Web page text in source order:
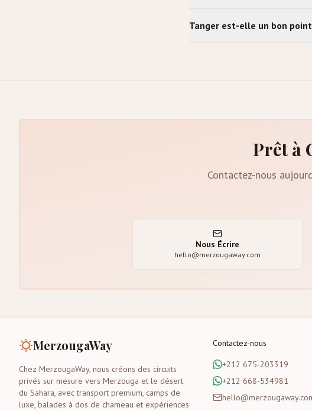
Tanger est-elle un bon
Prêt à
Contactez-nous
Nous Écrire
hello@merzougaway.com
MerzougaWay
Chez MerzougaWay, nous créons des circuits
privés sur mesure vers Merzouga et le désert
du Sahara, avec transport premium, camps de
luxe, balades à dos de chameau et expériences
Contactez-nous
+212 675-203319
+212 668-534981